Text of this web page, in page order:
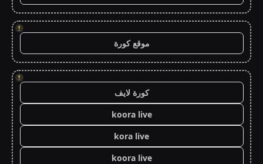
!
موقع كورة
!
كورة لايف
koora live
kora live
koora live